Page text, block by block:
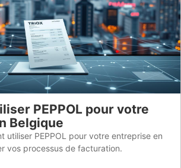
PEPPOL pour votre
Belgique
utiliser PEPPOL pour votre entreprise en
vos processus de facturation.